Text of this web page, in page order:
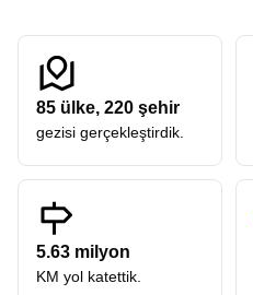
85 ülke, 220 şehir
gezisi gerçekleştirdik.
5.63 milyon
KM yol katettik.